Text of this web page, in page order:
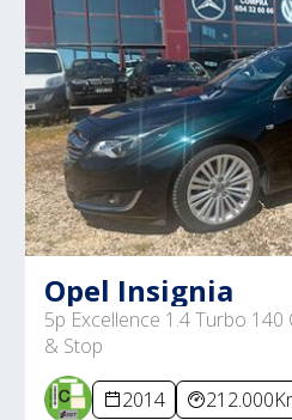
Opel Insignia
5p Excellence 1.4 Turbo 140
& Stop
2014